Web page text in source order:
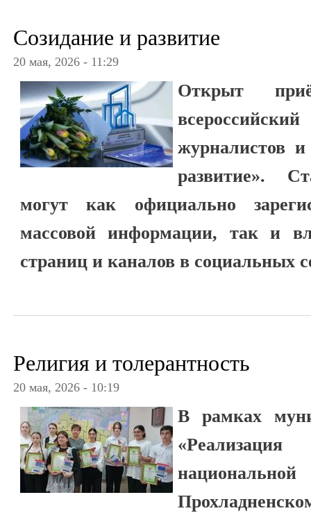
Созидание и развитие
20 мая, 2026 - 11:29
Открыт
журналистов
развитие».
могут как официально
массовой информации, так и
страниц и каналов в социальных
Религия и толерантность
20 мая, 2026 - 10:19
В рамках